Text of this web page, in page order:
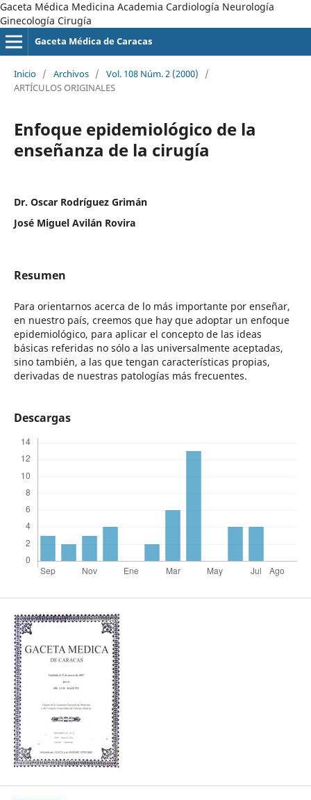
Gaceta Médica Medicina Academia Cardiología Neurología
Ginecología Cirugía
Gaceta Médica de Caracas
Inicio / Archivos / Vol. 108 Núm. 2 (2000)
/
ARTÍCULOS ORIGINALES
Enfoque epidemiológico de la
enseñanza de la cirugía
Dr. Oscar Rodríguez Grimán
José Miguel Avilán Rovira
Resumen
Para orientarnos acerca de lo más importante por enseñar,
en nuestro país, creemos que hay que adoptar un enfoque
epidemiológico, para aplicar el concepto de las ideas
básicas referidas no sólo a las universalmente aceptadas,
sino también, a las que tengan características propias,
derivadas de nuestras patologías más frecuentes.
Descargas